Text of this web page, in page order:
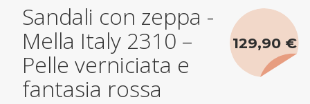
Sandali con zeppa -
Mella Italy 2310 –
Pelle verniciata e
fantasia rossa
129,90 €